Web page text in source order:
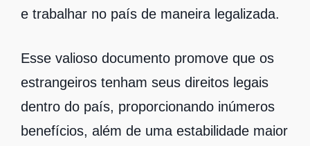
e trabalhar no país de maneira legalizada.
Esse valioso documento promove que os
estrangeiros tenham seus direitos legais
dentro do país, proporcionando inúmeros
benefícios, além de uma estabilidade maior